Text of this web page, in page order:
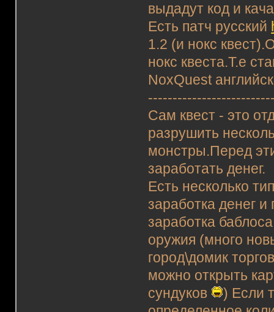
выдадут код и
Есть патч русский
1.2 (и нокс
нокс квеста.Т.е
NoxQuest
Сам квест - это
разрушить
монстры.Перед
заработать денег.
Есть несколько
заработка денег
заработка
оружия (много
город\домик
можно открыть
сундуков
) Если